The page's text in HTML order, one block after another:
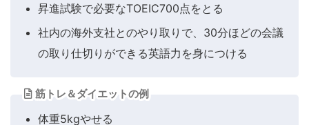
昇進試験で必要なTOEIC700点をとる
社内の海外支社とのやり取りで、30分ほどの会議
の取り仕切りができる英語力を身につける
筋トレ＆ダイエットの例
体重5kgやせる